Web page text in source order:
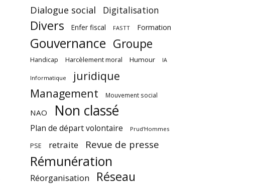
Dialogue social Digitalisation
Divers Enfer fiscal FASTT Formation
Gouvernance Groupe
Handicap Harcèlement moral Humour IA
Informatique
juridique
Management
Mouvement social
NAO Non classé
Plan de départ volontaire Prud'Hommes
PSE retraite Revue de presse
Rémunération
Réorganisation Réseau